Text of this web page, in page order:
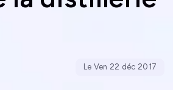
Le Ven 22 déc 2017